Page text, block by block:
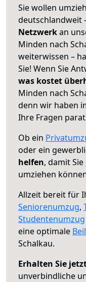
Sie wollen
deutschlandweit
Netzwerkan
Minden nach
weiterwissen –
Sie! Wenn Sie
was kostet
Minden nach
denn wir haben
Ihre Fragen
Ob ein
oder ein
helfen, damit
umziehen
Allzeit bereit für
Seniorenumzug,
Studentenumzug
eine optimale
Schalkau.
Erhalten Sie
unverbindliche